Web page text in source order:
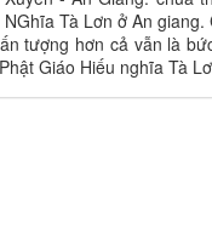
NGhĩa Tà Lơn ở An
tượng hơn cả vẫn là
Giáo Hiếu nghĩa Tà